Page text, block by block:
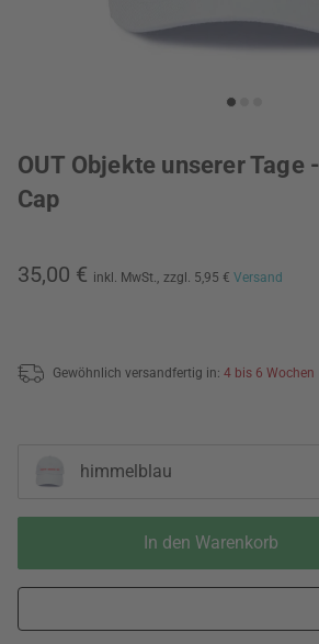
OUT Objekte unserer Tage -
Cap
35,00 € inkl. MwSt., zzgl. 5,95 € Versand
Gewöhnlich versandfertig in: 4 bis 6 Wochen
himmelblau
In den Warenkorb